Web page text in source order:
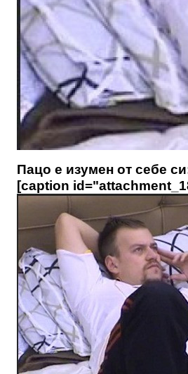
Пацо е изумен от себе
[caption